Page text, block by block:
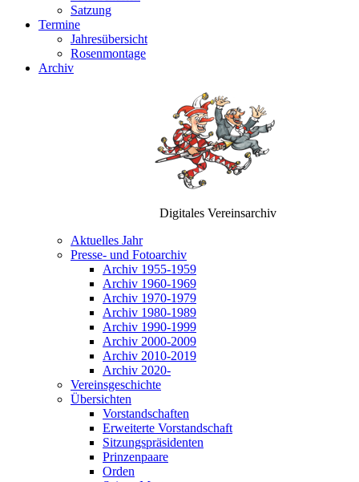
Satzung
Termine
Jahresübersicht
Rosenmontage
Archiv
Digitales Vereinsarchiv
Aktuelles Jahr
Presse- und Fotoarchiv
Archiv 1955-1959
Archiv 1960-1969
Archiv 1970-1979
Archiv 1980-1989
Archiv 1990-1999
Archiv 2000-2009
Archiv 2010-2019
Archiv 2020-
Vereinsgeschichte
Übersichten
Vorstandschaften
Erweiterte Vorstandschaft
Sitzungspräsidenten
Prinzenpaare
Orden